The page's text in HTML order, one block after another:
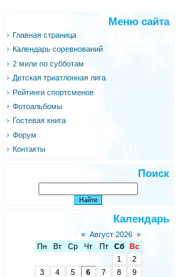
Меню сайта
Главная страница
Календарь соревнований
2 мили по субботам
Детская триатлонная лига
Рейтинги спортсменов
Фотоальбомы
Гостевая книга
Форум
Контакты
Поиск
Календарь
« Август 2026 »
Пн
Вт Ср Чт Пт Сб
Вс
1
2
3
4 5 6 7 8
9